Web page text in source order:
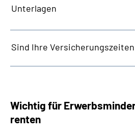
Unterlagen
Sind Ihre
Wichtig für
renten